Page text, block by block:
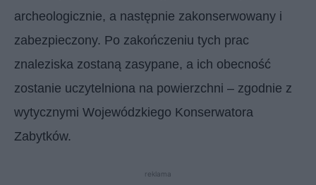
archeologicznie, a następnie zakonserwowany i
zabezpieczony. Po zakończeniu tych prac
znaleziska zostaną zasypane, a ich obecność
zostanie uczytelniona na powierzchni – zgodnie z
wytycznymi Wojewódzkiego Konserwatora
Zabytków.
reklama